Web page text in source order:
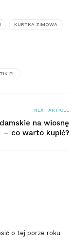
KURTKA ZIMOWA
NEXT ARTICLE
na wiosnę
– co warto kupić?
o tej porze roku